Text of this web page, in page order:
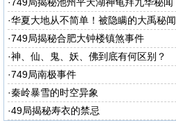
·华夏大地从不简单！被隐瞒的大禹秘闻
·749局揭秘合肥大钟楼镇煞事件
·神、仙、鬼、妖、佛到底有何区别？
·749局南极事件
·秦岭暴雪的时空异象
·49局揭秘寿衣的禁忌